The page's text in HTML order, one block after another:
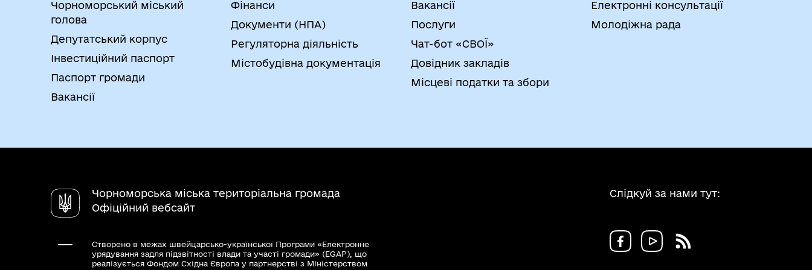
Чорноморський міський
голова
Депутатський корпус
Інвестиційний паспорт
Паспорт громади
Вакансії
Фінанси
Документи (НПА)
Регуляторна діяльність
Містобудівна документація
Вакансії
Послуги
Чат-бот «СВОЇ»
Довідник закладів
Місцеві податки та збори
Електронні консультації
Молодіжна рада
Чорноморська міська територіальна громада
Офіційний вебсайт
Створено в межах швейцарсько-української Програми «Електронне
урядування задля підзвітності влади та участі громади» (EGAP), що
реалізується Фондом Східна Європа у партнерстві з Міністерством
Слідкуй за нами тут: